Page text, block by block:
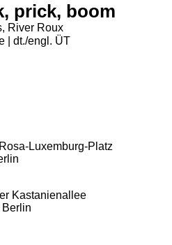
prick, boom
River Roux
| dt./engl. ÜT
Luxemburg-Platz
Kastanienallee